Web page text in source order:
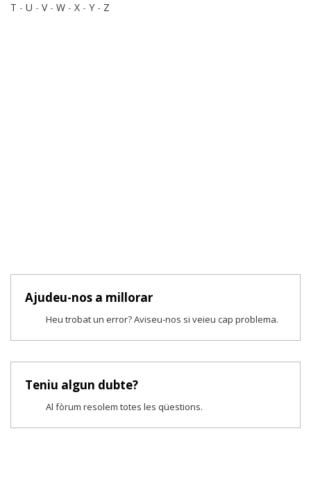
T - U - V- W - X - Y - Z
Ajudeu-nos a millorar
Heu trobat un error? Aviseu-nos si veieu cap problema.
Teniu algun dubte?
Al fòrum resolem totes les qüestions.